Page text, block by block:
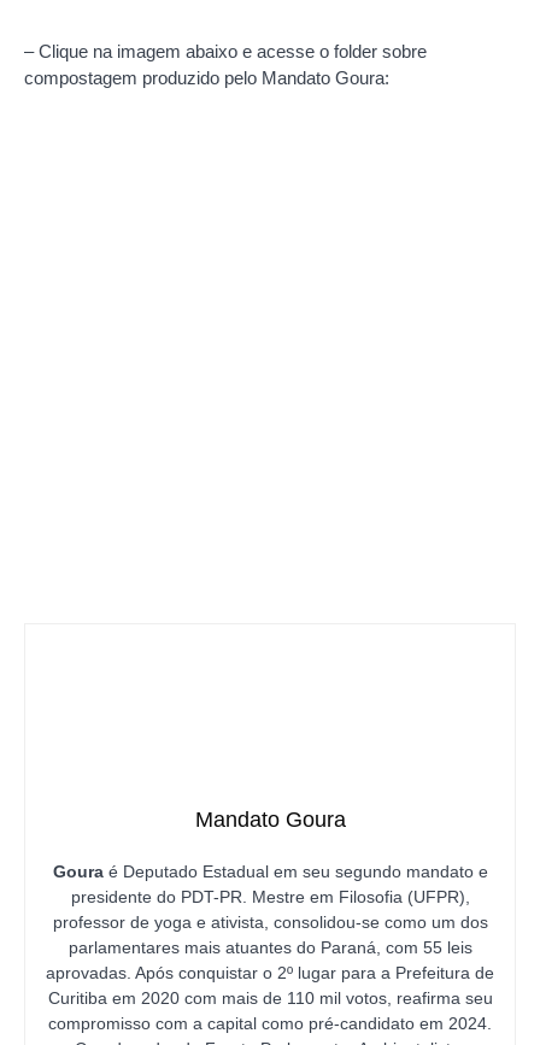
– Clique na imagem abaixo e acesse o folder sobre
compostagem produzido pelo Mandato Goura:
Mandato Goura
Gouraé Deputado Estadual em seu segundo mandato e
presidente do PDT-PR. Mestre em Filosofia (UFPR),
professor de yoga e ativista, consolidou-se como um dos
parlamentares mais atuantes do Paraná, com 55 leis
aprovadas. Após conquistar o 2º lugar para a Prefeitura de
Curitiba em 2020 com mais de 110 mil votos, reafirma seu
compromisso com a capital como pré-candidato em 2024.